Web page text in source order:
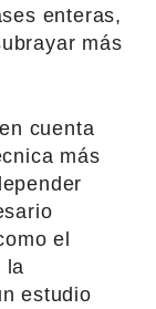
enteras,
más
cuenta
más
el
la
estudio